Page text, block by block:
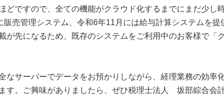
ですので、全ての機能がクラウド化するまでにまだ少し
販売管理システム、令和6年11月には給与計算システムを
が先になるため、既存のシステムをご利用中のお客様で
サーバーでデータをお預かりしながら、経理業務の効率
す。ご興味がありましたら、ぜひ税理士法人 坂部綜合